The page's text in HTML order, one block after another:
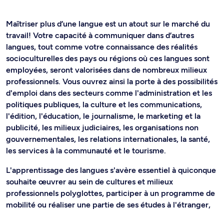
Maîtriser plus d’une langue est un atout sur le marché du
travail! Votre capacité à communiquer dans d’autres
langues, tout comme votre connaissance des réalités
socioculturelles des pays ou régions où ces langues sont
employées, seront valorisées dans de nombreux milieux
professionnels. Vous ouvrez ainsi la porte à des possibilités
d'emploi dans des secteurs comme l'administration et les
politiques publiques, la culture et les communications,
l'édition, l'éducation, le journalisme, le marketing et la
publicité, les milieux judiciaires, les organisations non
gouvernementales, les relations internationales, la santé,
les services à la communauté et le tourisme.
L'apprentissage des langues s'avère essentiel à quiconque
souhaite œuvrer au sein de cultures et milieux
professionnels polyglottes, participer à un programme de
mobilité ou réaliser une partie de ses études à l'étranger,